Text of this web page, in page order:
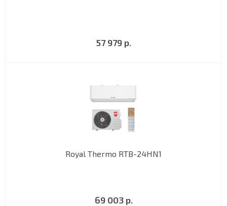
57 979 р.
Royal Thermo RTB-24HN1
69 003 р.